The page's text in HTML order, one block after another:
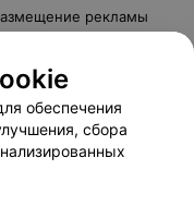
рекламы
Способы оплаты
103.by
обеспечения
сбора